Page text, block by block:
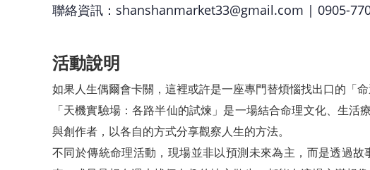
聯絡資訊：shanshanmarket33@gmail.com | 0905-
活動說明
如果人生偶爾會卡關，這裡或許是一座專門替煩惱找出口的「命
「天機實驗場：各路半仙的試煉」是一場結合命理文化、生
與創作者，以各自的方式分享觀察人生的方法。
不同於傳統命理活動，現場並非以預測未來為主，而是透過